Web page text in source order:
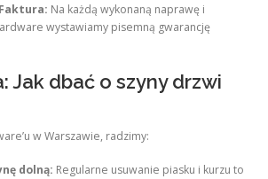
Na każdą wykonaną naprawę i
wystawiamy pisemną gwarancję
Jak dbać o szyny drzwi
w Warszawie, radzimy:
dolną: Regularne usuwanie piasku i kurzu to